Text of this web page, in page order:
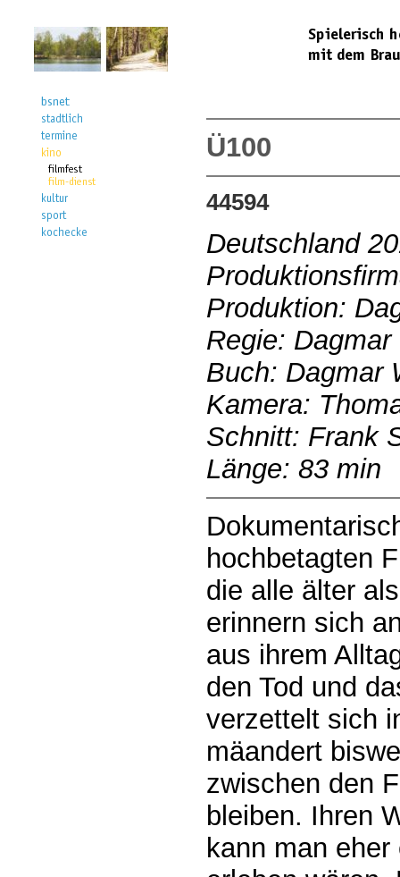
Ü100
44594
Deutschland
Produktion:
Regie: Dagmar
Buch: Dagmar
Kamera:
Schnitt: Frank
Länge: 83 min
hochbetagten
die alle älter
erinnern sich
aus ihrem
den Tod und
verzettelt sich
mäandert
zwischen den
bleiben. Ihren
kann man